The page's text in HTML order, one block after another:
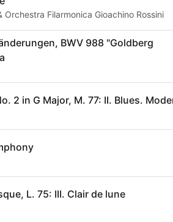
Orchestra Filarmonica Gioachino Rossini
BWV 988 "Goldberg
2 in G Major, M. 77: II. Blues.
L. 75: III. Clair de lune